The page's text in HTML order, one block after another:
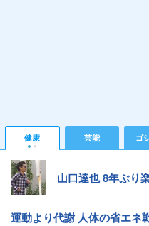
健康 芸能 ゴ
山口達也 8年ぶり
運動より代謝 人体の省エネ